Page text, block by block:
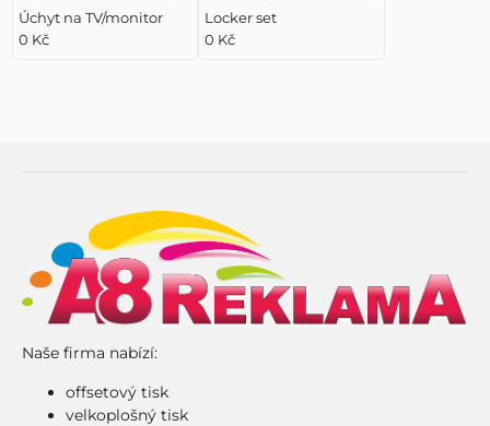
Úchyt na TV/monitor
0 Kč
Locker set
0 Kč
Naše firma nabízí:
offsetový tisk
velkoplošný tisk